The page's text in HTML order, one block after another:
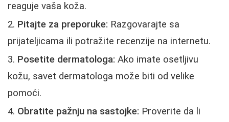
reaguje vaša koža.
Pitajte za preporuke: Razgovarajte sa
prijateljicama ili potražite recenzije na internetu.
Posetite dermatologa: Ako imate osetljivu
kožu, savet dermatologa može biti od velike
pomoći.
Obratite pažnju na sastojke: Proverite da li